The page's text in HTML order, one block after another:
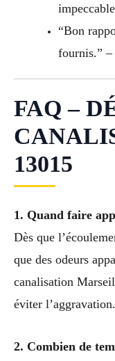
“Bon
fournis.” –
FAQ –
13015
1. Quand faire
Dès que
que des odeurs
canalisation
éviter l’aggravation.
2. Combien de